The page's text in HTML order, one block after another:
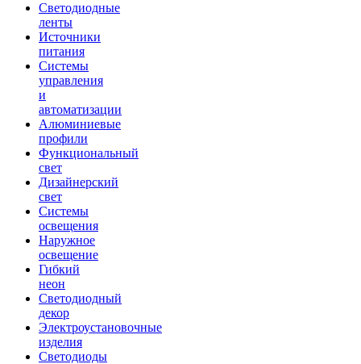
Светодиодные
ленты
Источники
питания
Системы
управления
и
автоматизации
Алюминиевые
профили
Функциональный
свет
Дизайнерский
свет
Системы
освещения
Наружное
освещение
Гибкий
неон
Светодиодный
декор
Электроустановочные
изделия
Светодиоды